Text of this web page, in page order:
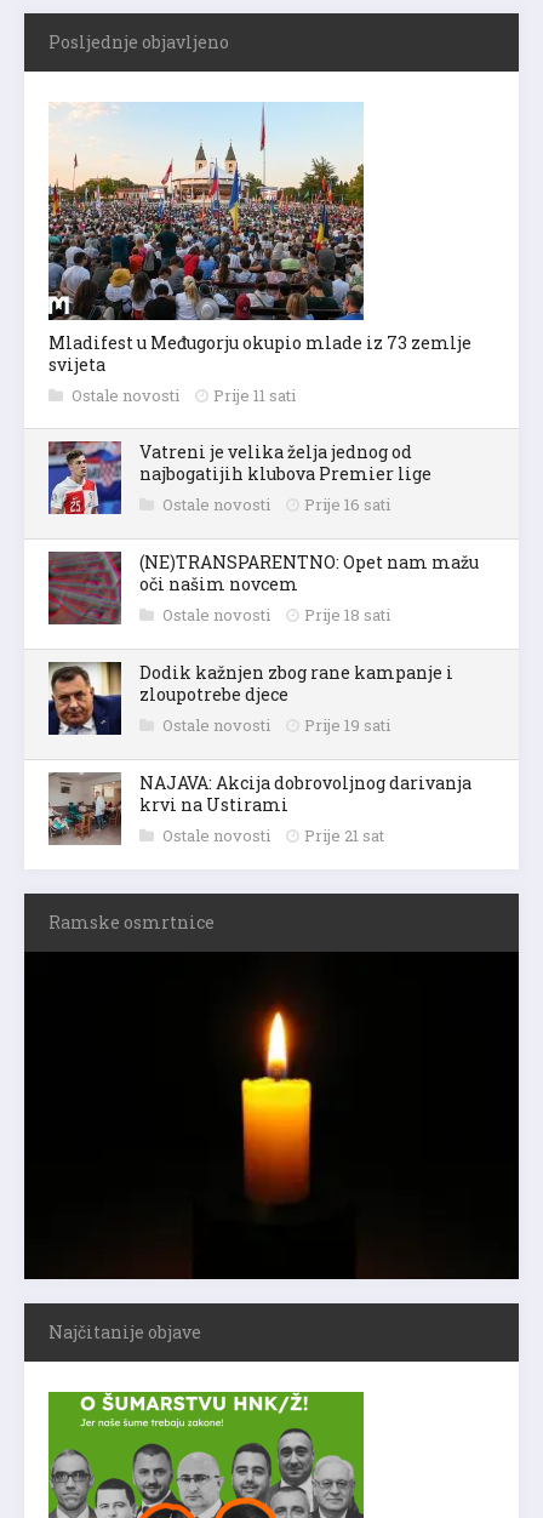
Posljednje objavljeno
Mladifest u Međugorju okupio mlade iz 73 zemlje
svijeta
Ostale novosti Prije 11 sati
Vatreni je velika želja jednog od
najbogatijih klubova Premier lige
Ostale novosti Prije 16 sati
(NE)TRANSPARENTNO: Opet nam mažu
oči našim novcem
Ostale novosti Prije 18 sati
Dodik kažnjen zbog rane kampanje i
zloupotrebe djece
Ostale novosti Prije 19 sati
NAJAVA: Akcija dobrovoljnog darivanja
krvi na Ustirami
Ostale novosti Prije 21 sat
Ramske osmrtnice
Najčitanije objave